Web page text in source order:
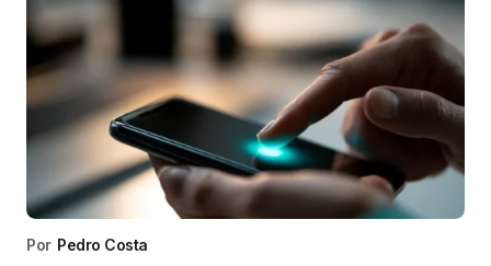
Por Pedro Costa